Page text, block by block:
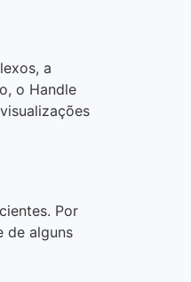
a
o Handle
Por
de alguns